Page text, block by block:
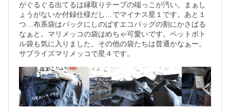
がぐるぐる出てるは縁取りテープの端っこが汚い。まぁし
ょうがないか付録仕様だし…でマイナス星１です。あと１
つ…布系袋はバックにしのばすエコバッグの割にかさばる
なぁと。マリメッコの袋はめちゃ可愛いです。ペットボト
ル袋も気に入りました。その他の袋たちは普通かなぁー。
サプライズマリメッコで星４です。